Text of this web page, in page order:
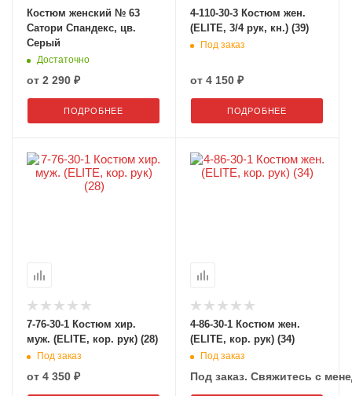
Костюм женский № 63
Сатори Спандекс, цв.
Серый
Достаточно
от 2 290 ₽
ПОДРОБНЕЕ
4-110-30-3 Костюм жен.
(ELITE, 3/4 рук, кн.) (39)
Под заказ
от 4 150 ₽
ПОДРОБНЕЕ
7-76-30-1 Костюм хир.
муж. (ELITE, кор. рук) (28)
Под заказ
от 4 350 ₽
4-86-30-1 Костюм жен.
(ELITE, кор. рук) (34)
Под заказ
Под заказ. Свяжитесь с